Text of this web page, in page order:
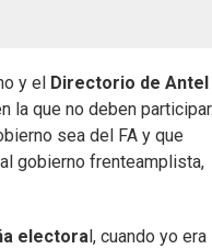
y el
Directorio de Antel
la que no deben
sea del FA y que
gobierno frenteamplista,
electora l, cuando yo era